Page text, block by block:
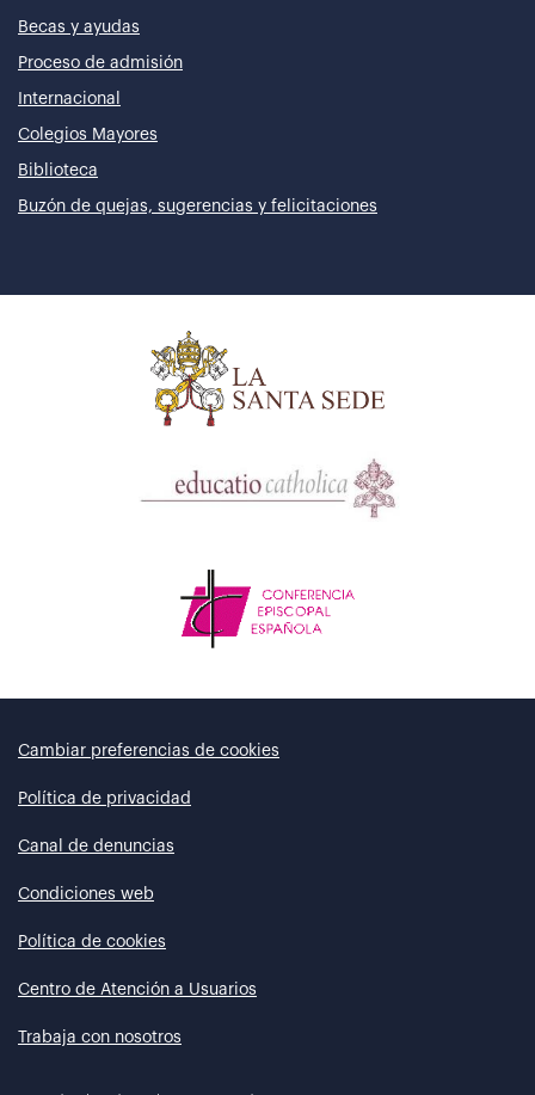
Becas y ayudas
Proceso de admisión
Internacional
Colegios Mayores
Biblioteca
Buzón de quejas, sugerencias y felicitaciones
Cambiar preferencias de cookies
Política de privacidad
Canal de denuncias
Condiciones web
Política de cookies
Centro de Atención a Usuarios
Trabaja con nosotros